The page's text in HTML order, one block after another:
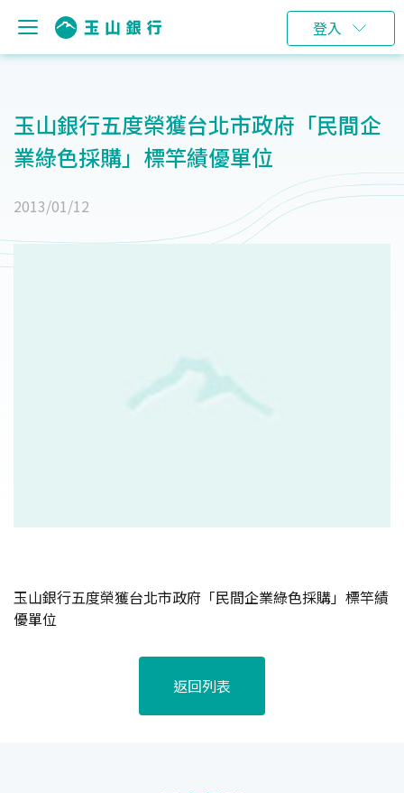
登入
玉山銀行五度榮獲台北市政府「民間企
業綠色採購」標竿績優單位
2013/01/12
玉山銀行五度榮獲台北市政府「民間企業綠色採購」標竿績
優單位
返回列表